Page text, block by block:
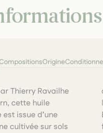
Origine
Thierry Ravailhe
cette huile
issue d’une
cultivée sur sols
et distillée
Certifiée bio
offre un profil